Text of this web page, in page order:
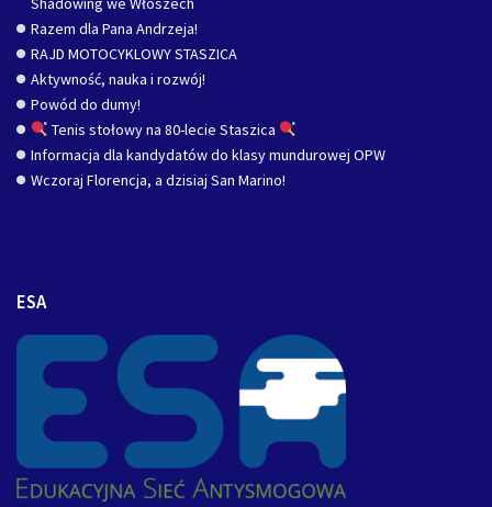
Razem dla Pana Andrzeja!
RAJD MOTOCYKLOWY STASZICA
Aktywność, nauka i rozwój!
Powód do dumy!
Tenis stołowy na 80-lecie Staszica
Informacja dla kandydatów do klasy mundurowej OPW
Wczoraj Florencja, a dzisiaj San Marino!
ESA